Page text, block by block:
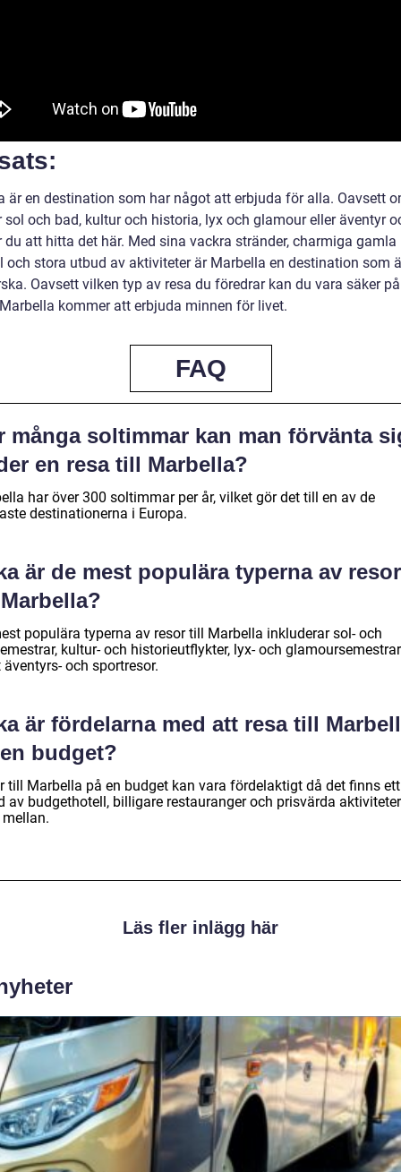
är en destination som har något att erbjuda för alla. Oavsett
sol och bad, kultur och historia, lyx och glamour eller äventyr
du att hitta det här. Med sina vackra stränder, charmiga gamla
och stora utbud av aktiviteter är Marbella en destination som
Oavsett vilken typ av resa du föredrar kan du vara säker
kommer att erbjuda minnen för livet.
FAQ
många soltimmar kan man förvänta
en resa till Marbella?
har över 300 soltimmar per år, vilket gör det till en av de
destinationerna i Europa.
är de mest populära typerna av resor
populära typerna av resor till Marbella inkluderar sol- och
kultur- och historieutflykter, lyx- och glamoursemestrar
och sportresor.
är fördelarna med att resa till
budget?
till Marbella på en budget kan vara fördelaktigt då det finns
av budgethotell, billigare restauranger och prisvärda
Läs fler inlägg här